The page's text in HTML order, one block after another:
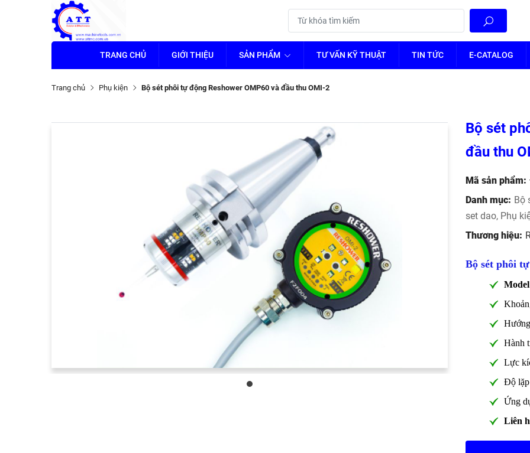
TRANG CHỦ GIỚI THIỆU SẢN PHẨM TƯ VẤN KỸ THUẬT TIN TỨC E-CATALOG
Trang chủ Phụ kiện Bộ sét phôi tự động Reshower OMP60 và đầu thu OMI-2
Bộ sét
đầu thu
Mã sản phẩm:
Danh mục: Bộ
set dao, Phụ
Thương hiệu:
Bộ sét phôi
Hành
Lực
Độ lặp
Ứng
Liên